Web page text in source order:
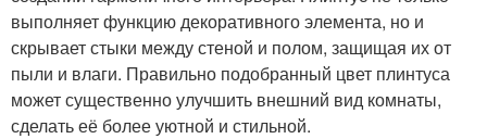
выполняет функцию декоративного элемента, но и
скрывает стыки между стеной и полом, защищая их от
пыли и влаги. Правильно подобранный цвет плинтуса
может существенно улучшить внешний вид комнаты,
сделать её более уютной и стильной.